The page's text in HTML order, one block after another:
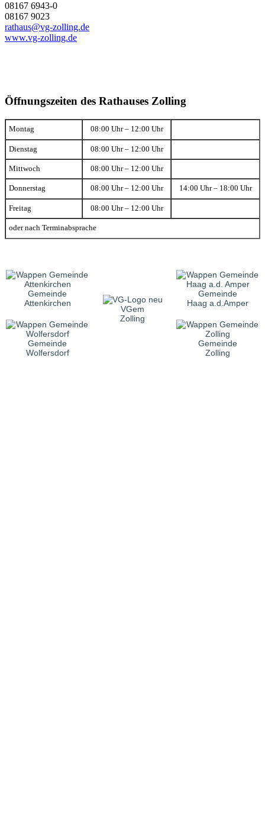
08167 6943-0
08167 9023
rathaus@vg-zolling.de
www.vg-zolling.de
Öffnungszeiten des Rathauses Zolling
Montag 08:00 Uhr – 12:00 Uhr
Dienstag 08:00 Uhr – 12:00 Uhr
Mittwoch 08:00 Uhr – 12:00 Uhr
Donnerstag 08:00 Uhr – 12:00 Uhr 14:00 Uhr – 18:00 Uhr
Freitag 08:00 Uhr – 12:00 Uhr
oder nach Terminabsprache
Gemeinde
Attenkirchen
VGem
Zolling
Gemeinde
Haag a.d.Amper
Gemeinde
Wolfersdorf
Gemeinde
Zolling